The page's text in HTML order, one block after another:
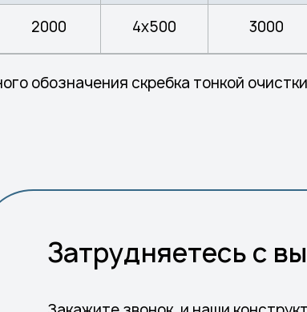
2000 4х500 3000
обозначения скребка тонкой
Затрудняетесь с